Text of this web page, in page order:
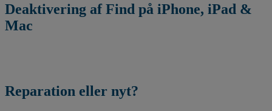
Deaktivering af Find på iPhone, iPad &
Mac
Reparation eller nyt?